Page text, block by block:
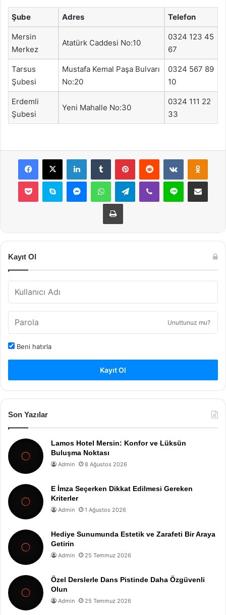
Şube Adres Telefon
Mersin
Merkez
Atatürk Caddesi No:10
0324 123 45
67
Tarsus
Şubesi
Mustafa Kemal Paşa Bulvarı
No:20
0324 567 89
10
Erdemli
Şubesi
Yeni Mahalle No:30
0324 111 22
33
Facebook
X LinkedInTumblr PinterestReddit VKontakte
Pocket Skype MessengerWhatsAppTelegramViber Line E-Posta ile
Yazdır
Kayıt Ol
Unuttunuz mu?
Beni hatırla
Kayıt Ol
Son Yazılar
Lamos Hotel Mersin: Konfor ve Lüksün
Buluşma Noktası
Admin 8 Ağustos 2026
E İmza Seçerken Dikkat Edilmesi Gereken
Kriterler
Admin 1 Ağustos 2026
Hediye Sunumunda Estetik ve Zarafeti Bir Araya
Getirin
Admin 25 Temmuz 2026
Özel Derslerle Dans Pistinde Daha Özgüvenli
Olun
Admin 25 Temmuz 2026